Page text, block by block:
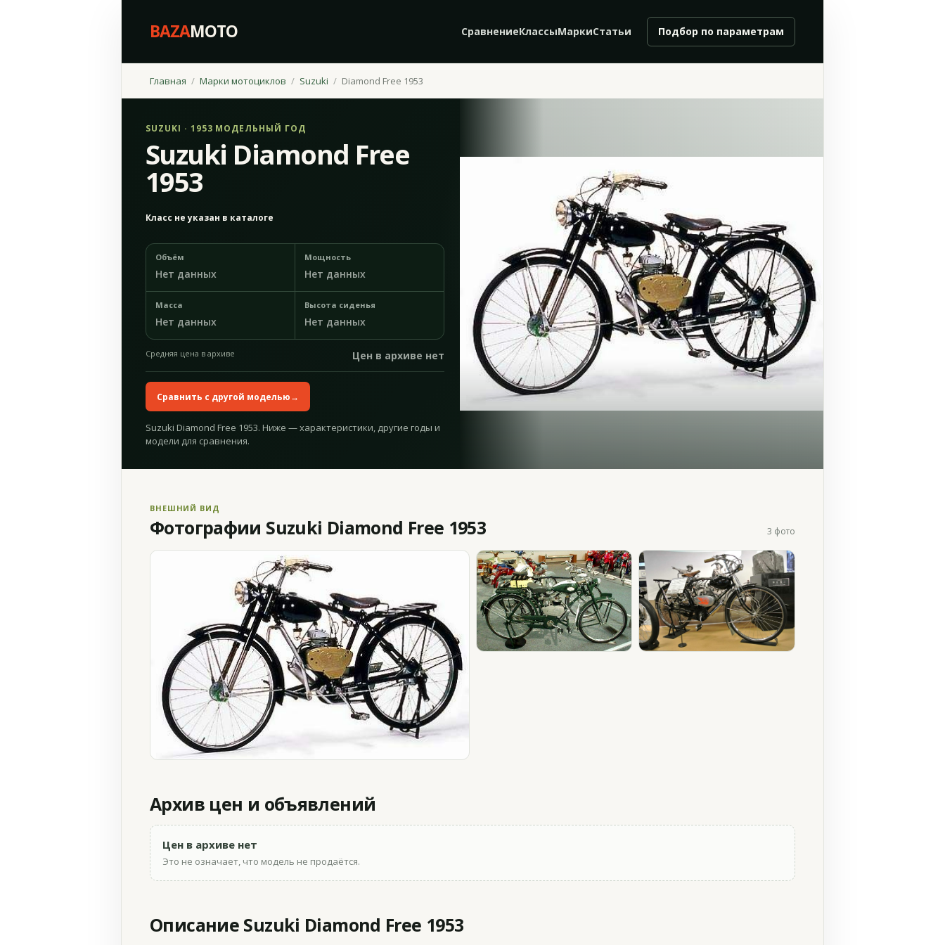
BAZAMOTO СравнениеКлассыМаркиСтатьи Подбор по параметрам
Главная Марки мотоциклов Suzuki Diamond Free 1953
SUZUKI · 1953 МОДЕЛЬНЫЙ ГОД
Suzuki Diamond Free
1953
Класс не указан в каталоге
Объём
Нет данных
Мощность
Нет данных
Масса
Нет данных
Высота сиденья
Нет данных
Средняя цена в архиве Цен в архиве нет
Сравнить с другой моделью→
Suzuki Diamond Free 1953. Ниже — характеристики, другие годы и
модели для сравнения.
ВНЕШНИЙ ВИД
Фотографии Suzuki Diamond Free 1953 3 фото
Архив цен и объявлений
Цен в архиве нет
Это не означает, что модель не продаётся.
Описание Suzuki Diamond Free 1953